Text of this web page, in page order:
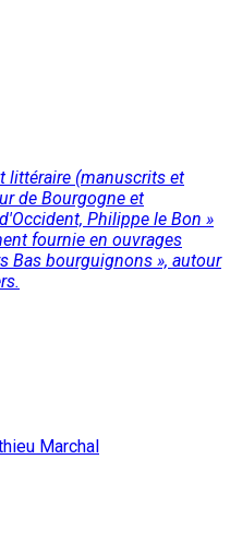
littéraire (manuscrits et
de Bourgogne et
Philippe le Bon »
fournie en ouvrages
Bas bourguignons », autour
Marchal